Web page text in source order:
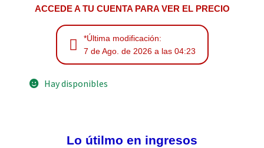
ACCEDE A TU CUENTA PARA VER EL PRECIO
*Última modificación:
7 de Ago. de 2026 a las 04:23
Hay disponibles
Lo útilmo en ingresos